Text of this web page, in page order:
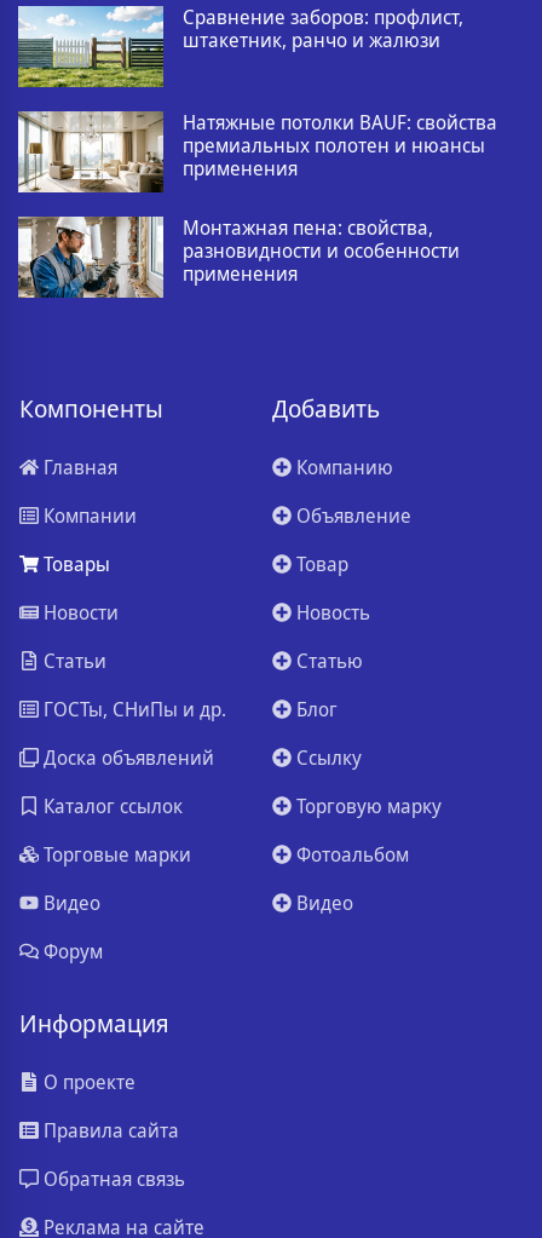
Сравнение заборов: профлист,
штакетник, ранчо и жалюзи
Натяжные потолки BAUF: свойства
премиальных полотен и нюансы
применения
Монтажная пена: свойства,
разновидности и особенности
применения
Компоненты
Главная
Компании
Товары
Новости
Статьи
ГОСТы, СНиПы и др.
Доска объявлений
Каталог ссылок
Торговые марки
Видео
Форум
Добавить
Компанию
Объявление
Товар
Новость
Статью
Блог
Ссылку
Торговую марку
Фотоальбом
Видео
Информация
О проекте
Правила сайта
Обратная связь
Реклама на сайте